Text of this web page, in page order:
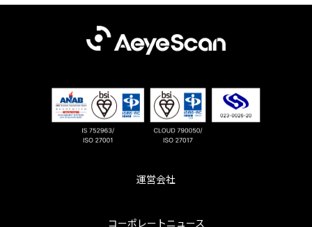
運営会社
コーポレートニュース